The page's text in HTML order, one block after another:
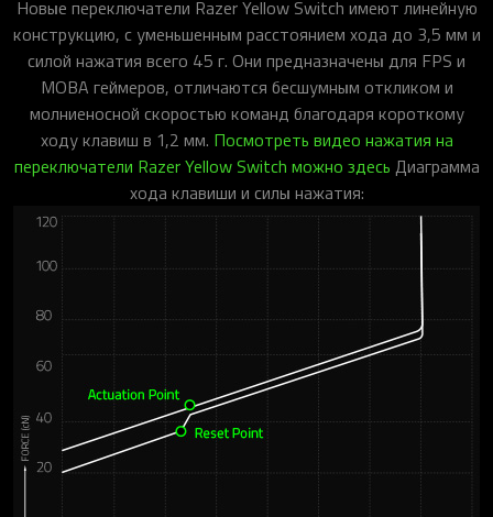
Новые переключатели Razer Yellow Switch имеют линейную
конструкцию, с уменьшенным расстоянием хода до 3,5 мм и
силой нажатия всего 45 г. Они предназначены для FPS и
MOBA геймеров, отличаются бесшумным откликом и
молниеносной скоростью команд благодаря короткому
ходу клавиш в 1,2 мм. Посмотреть видео нажатия на
переключатели Razer Yellow Switch можно здесь Диаграмма
хода клавиши и силы нажатия: